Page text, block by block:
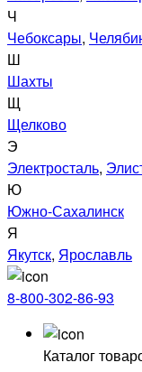
Ч
Чебоксары,
Ш
Шахты
Щ
Щелково
Э
Электросталь,
Ю
Южно-Сахалинск
Я
Якутск, Ярославль
8-800-302-86-93
Каталог